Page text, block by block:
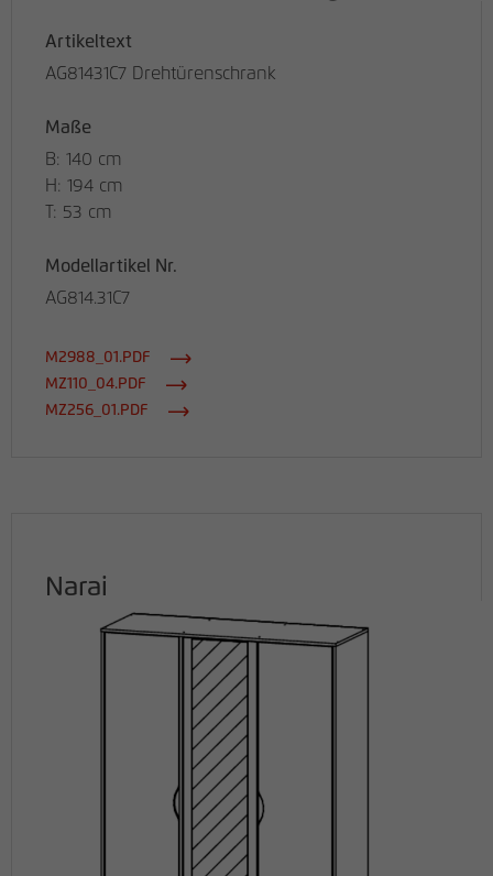
Artikeltext
AG81431C7 Drehtürenschrank
Maße
B: 140 cm
H: 194 cm
T: 53 cm
Modellartikel Nr.
AG814.31C7
M2988_01.PDF
MZ110_04.PDF
MZ256_01.PDF
Narai